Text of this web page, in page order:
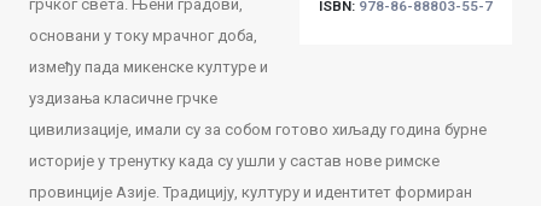
ISBN: 978-86-88803-55-7
грчког света. Њени градови,
основани у току мрачног доба,
између пада микенске културе и
уздизања класичне грчке
цивилизације, имали су за собом готово хиљаду година бурне
историје у тренутку када су ушли у састав нове римске
провинције Азије. Традицију, културу и идентитет формиран